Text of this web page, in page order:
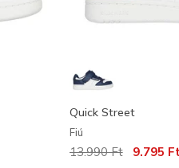
Quick Street
Fiú
Az ár a
13.990 Ftcímzett:
9.795